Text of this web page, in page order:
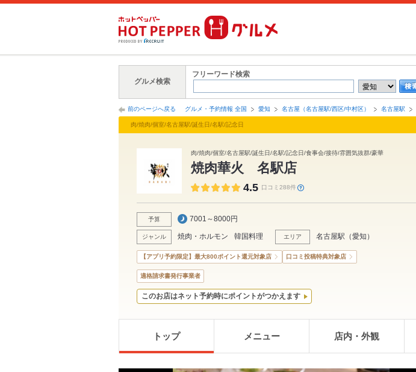
グルメ検索
フリーワード検索
前のページへ戻る グルメ・予約情報 全国 愛知 名古屋（名古屋駅/西区/中村区） 名古屋駅
肉/焼肉/個室/名古屋駅/誕生日/名駅/記念日
肉/焼肉/個室/名古屋駅/誕生日/名駅/記念日/食事会/接待/雰囲気抜群/豪華
焼肉華火 名駅店
4.5 口コミ288件
予算 7001～8000円
ジャンル 焼肉・ホルモン 韓国料理 エリア 名古屋駅 （愛知 ）
【アプリ予約限定】最大800ポイント還元対象店 口コミ投稿特典対象店
適格請求書発行事業者
このお店はネット予約時にポイントがつかえます
トップ メニュー 店内・外観